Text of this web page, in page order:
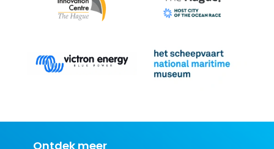
Ontdek meer